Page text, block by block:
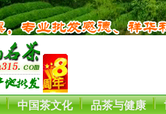
中国茶文化 品茶与健康